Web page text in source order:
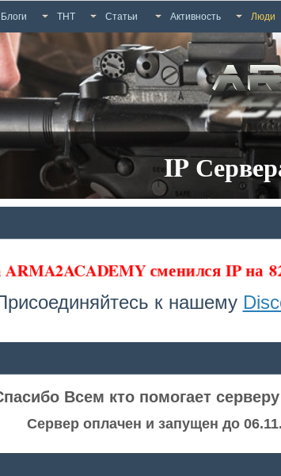
Блоги ТНТ Статьи Активность Люди
IP
ARMA2ACADEMY сменился IP на
к нашему
Всем кто помогает
Сервер оплачен и запущен до